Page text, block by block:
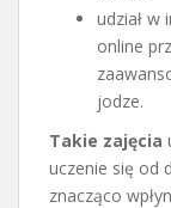
udział w
online
jodze.
Takie zajęcia
uczenie się od
znacząco